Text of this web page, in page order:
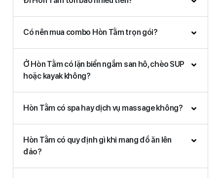
Có nên mua combo Hòn Tằm trọn gói?
Ở Hòn Tằm có lặn biển ngắm san hô, chèo SUP
hoặc kayak không?
Hòn Tằm có spa hay dịch vụ massage không?
Hòn Tằm có quy định gì khi mang đồ ăn lên
đảo?